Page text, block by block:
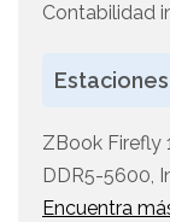
Contabilidad
ZBook Firefly
DDR5-5600,
Encuentra